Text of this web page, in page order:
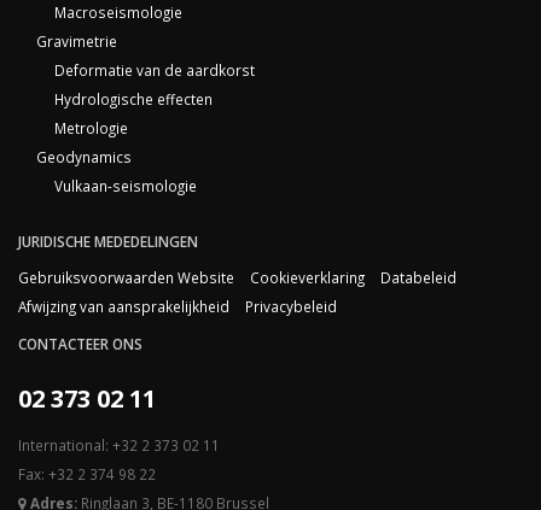
Macroseismologie
Gravimetrie
Deformatie van de aardkorst
Hydrologische effecten
Metrologie
Geodynamics
Vulkaan-seismologie
JURIDISCHE MEDEDELINGEN
Gebruiksvoorwaarden Website
Cookieverklaring
Databeleid
Afwijzing van aansprakelijkheid
Privacybeleid
CONTACTEER ONS
02 373 02 11
International: +32 2 373 02 11
Fax: +32 2 374 98 22
Adres: Ringlaan 3, BE-1180 Brussel